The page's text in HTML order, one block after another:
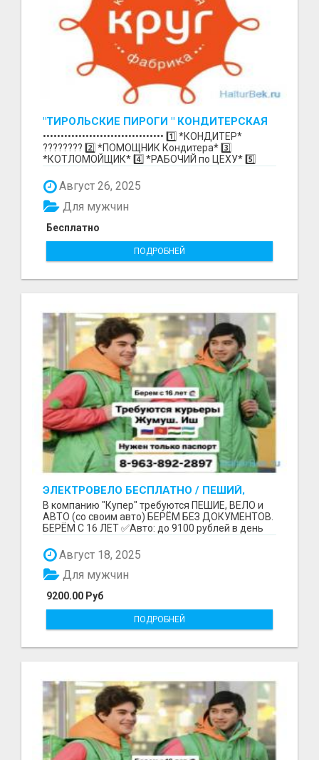
"ТИРОЛЬСКИЕ ПИРОГИ " КОНДИТЕРСКАЯ
ФАБРИКА "КРУГ "
•••••••••••••••••••••••••••••••••• 1️⃣ *КОНДИТЕР*
????‍???? 2️⃣ *ПОМОЩНИК Кондитера* 3️⃣
*КОТЛОМОЙЩИК* 4️⃣ *РАБОЧИЙ по ЦЕХУ* 5️⃣
Август 26, 2025
Бесплатно
Для мужчин
ПОДРОБНЕЙ
ЭЛЕКТРОВЕЛО БЕСПЛАТНО / ПЕШИЙ,
ВЕЛО, АВТО / БЕРЕМ БЕЗ ДОКУМЕНТОВ /
ЛЮБОЙ РАЙОН / С 16 ЛЕТ
В компанию "Купер" требуются ПЕШИЕ, ВЕЛО и
АВТО (со своим авто) БЕРЁМ БЕЗ ДОКУМЕНТОВ.
БЕРЁМ С 16 ЛЕТ ✅Авто: до 9100 рублей в день
Август 18, 2025
9200.00 Руб
Для мужчин
ПОДРОБНЕЙ